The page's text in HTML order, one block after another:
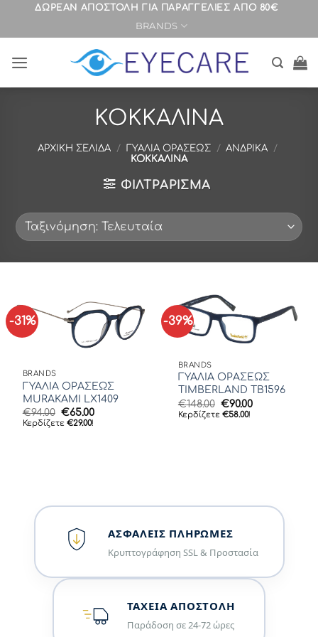
ΜετάβασηΔΩΡΕΑΝ ΑΠΟΣΤΟΛΗ ΓΙΑ ΠΑΡΑΓΓΕΛΙΕΣ ΑΠΟ 80€
BRANDS
ΚΟΚΚΑΛΙΝΑ
ΑΡΧΙΚΉ ΣΕΛΊΔΑ / ΓΥΑΛΙΑ ΟΡΑΣΕΩΣ / ΑΝΔΡΙΚΑ /
ΚΟΚΚΑΛΙΝΑ
ΦΙΛΤΡΆΡΙΣΜΑ
-31%
BRANDS
ΓΥΑΛΙΑ ΟΡΑΣΕΩΣ
MURAKAMI LX1409
€94.00 Original
price
€65.00Η
Κερδίζετε €29.00!
-39%
BRANDS
ΓΥΑΛΙΑ ΟΡΑΣΕΩΣ
TIMBERLAND TB1596
€148.00 Original
price
€90.00Η
Κερδίζετε €58.00!
ΑΣΦΑΛΕΊΣ ΠΛΗΡΩΜΈΣ
Κρυπτογράφηση SSL & Προστασία
ΤΑΧΕΊΑ ΑΠΟΣΤΟΛΉ
Παράδοση σε 24-72 ώρες